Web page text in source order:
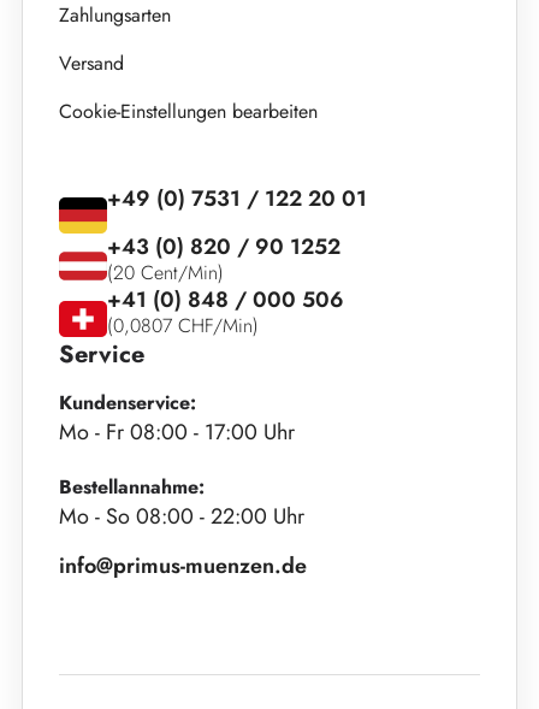
Zahlungsarten
Versand
Cookie-Einstellungen bearbeiten
Service
Kundenservice:
Mo - Fr 08:00 - 17:00 Uhr
Bestellannahme:
Mo - So 08:00 - 22:00 Uhr
info@primus-muenzen.de
+49 (0) 7531 / 122 20 01
+43 (0) 820 / 90 1252
(20 Cent/Min)
+41 (0) 848 / 000 506
(0,0807 CHF/Min)